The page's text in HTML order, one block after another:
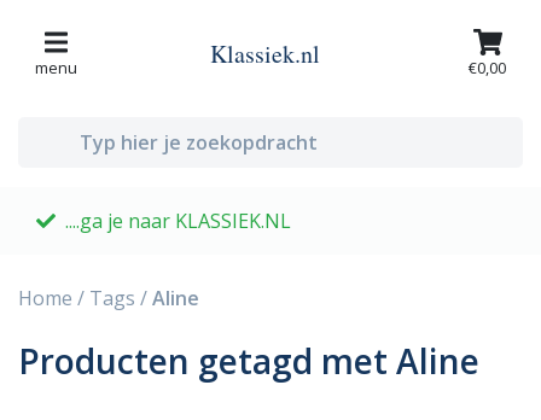
menu Klassiek.nl €0,00
....ga je naar KLASSIEK.NL
Home / Tags /Aline
Producten getagd met Aline